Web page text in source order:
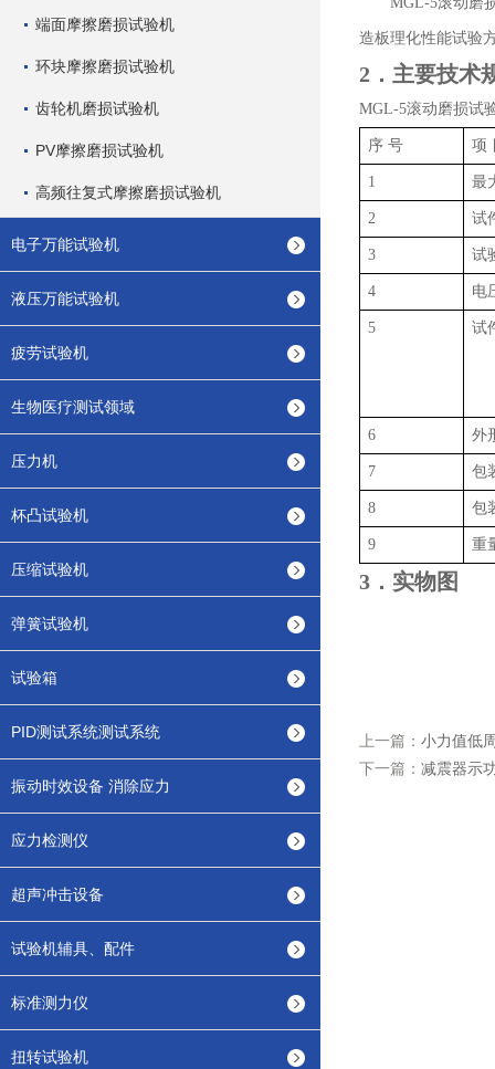
端面摩擦磨损试验机
环块摩擦磨损试验机
齿轮机磨损试验机
PV摩擦磨损试验机
高频往复式摩擦磨损试验机
电子万能试验机
液压万能试验机
疲劳试验机
生物医疗测试领域
压力机
杯凸试验机
压缩试验机
弹簧试验机
试验箱
PID测试系统测试系统
振动时效设备 消除应力
应力检测仪
超声冲击设备
试验机辅具、配件
标准测力仪
扭转试验机
造板理化性能试验
2 ．主要技术
MGL-5滚动磨损试
序 号 项
1 最
2 试
3 试
4 电
5 试
6 外
7 包
8 包
9 重
3 ． 实物图
上一篇： 小力值低
下一篇： 减震器示